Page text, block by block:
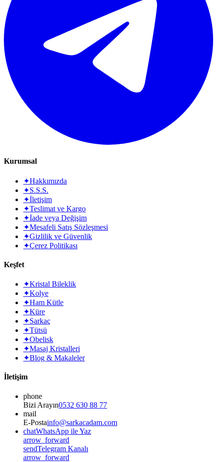
Kurumsal
✦Hakkımızda
✦S.S.S.
✦İletişim
✦Teslimat ve Kargo
✦İade veya Değişim
✦Mesafeli Satış Sözleşmesi
✦Gizlilik ve Güvenlik
✦Çerez Politikası
Keşfet
✦Kristal Bileklik
✦Kolye
✦Ham Kütle
✦Küre
✦Sarkaç
✦Tütsü
✦Obelisk
✦Masaj Kristalleri
✦Blog & Makaleler
İletişim
phone
Bizi Arayın0532 630 88 77
mail
E-Postainfo@sarkacadam.com
chatWhatsApp ile Yaz
arrow_forward
sendTelegram Kanalı
arrow_forward